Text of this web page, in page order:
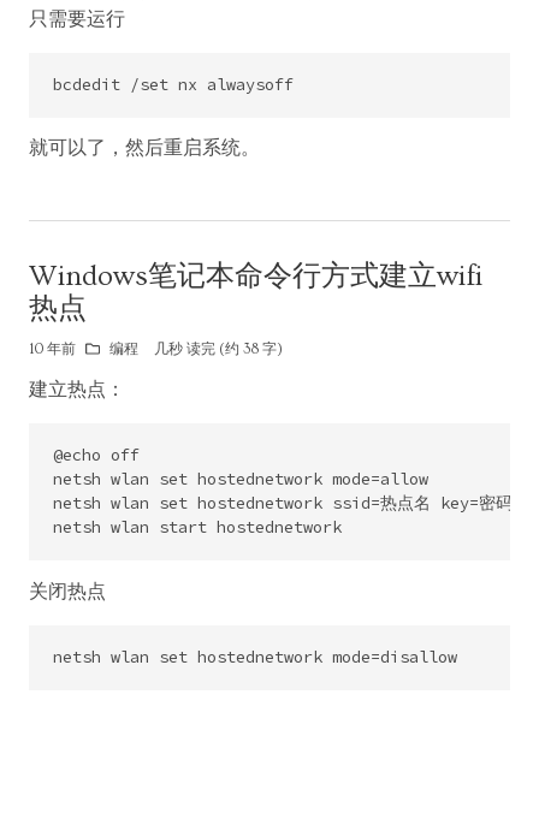
只需要运行
就可以了，然后重启系统。
Windows笔记本命令行方式建立wifi
热点
10 年前 编程 几秒 读完 (约 38 字)
建立热点：
@echo off
netsh wlan set hostednetwork mode=allow
netsh wlan set hostednetwork ssid=热点名 key=密码
关闭热点